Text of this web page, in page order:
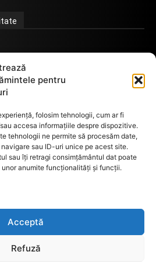
pentru
folosim tehnologii, cum ar fi
accesa informațiile despre dispozitive.
tehnologii ne permite să procesăm date,
sau ID-uri unice pe acest site.
sau îți retragi consimțământul dat poate
anumite funcționalități și funcții.
Acceptă
Refuză